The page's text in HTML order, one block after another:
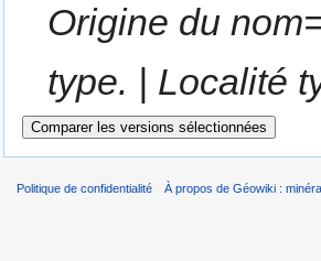
Origine du
type. | Localité
Politique de confidentialité À propos de Géowiki :